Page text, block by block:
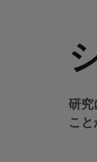
研究
こ